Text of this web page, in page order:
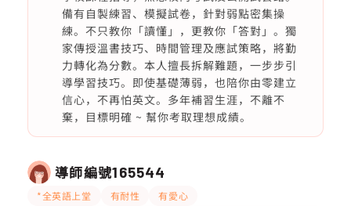
備有自製練習、模擬試卷，針對弱點密集操
練。不只教你「讀懂」，更教你「答對」。獨
家傳授溫書技巧、時間管理及應試策略，將勤
力轉化為分數。本人擅長拆解難題，一步步引
導學習技巧。即使基礎薄弱，也陪你由零建立
信心，不再怕英文。多年補習生涯，不離不
棄，目標明確 ~ 幫你考取理想成績。
導師編號165544
*全英語上堂 有耐性 有愛心